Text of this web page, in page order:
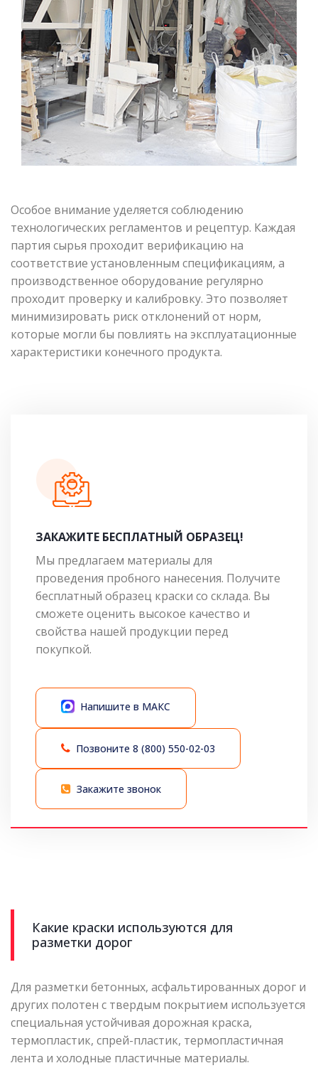
Особое внимание уделяется соблюдению
технологических регламентов и рецептур. Каждая
партия сырья проходит верификацию на
соответствие установленным спецификациям, а
производственное оборудование регулярно
проходит проверку и калибровку. Это позволяет
минимизировать риск отклонений от норм,
которые могли бы повлиять на эксплуатационные
характеристики конечного продукта.
ЗАКАЖИТЕ БЕСПЛАТНЫЙ ОБРАЗЕЦ!
Мы предлагаем материалы для
проведения пробного нанесения. Получите
бесплатный образец краски со склада. Вы
сможете оценить высокое качество и
свойства нашей продукции перед
покупкой.
Напишите в МАКС
Позвоните 8 (800) 550-02-03
Закажите звонок
Какие краски используются для
разметки дорог
Для разметки бетонных, асфальтированных дорог и
других полотен с твердым покрытием используется
специальная устойчивая дорожная краска,
термопластик, спрей-пластик, термопластичная
лента и холодные пластичные материалы.